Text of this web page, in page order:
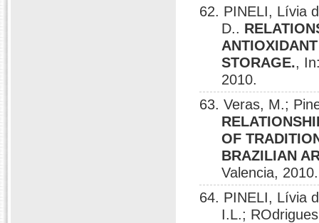
62. PINELI, Lívia
D..
STORAGE.,
2010.
63. Veras, M.;
OF
BRAZILIAN
Valencia, 2010.
64. PINELI, Lívia
I.L.;